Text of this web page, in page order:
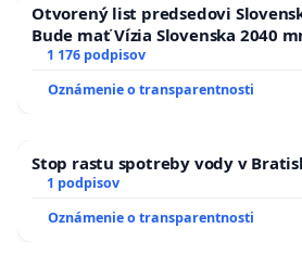
Otvorený list predsedovi
Bude mať Vízia Slovenska 2040
1 176 podpisov
Oznámenie o transparentnosti
Stop rastu spotreby vody v
1 podpisov
Oznámenie o transparentnosti